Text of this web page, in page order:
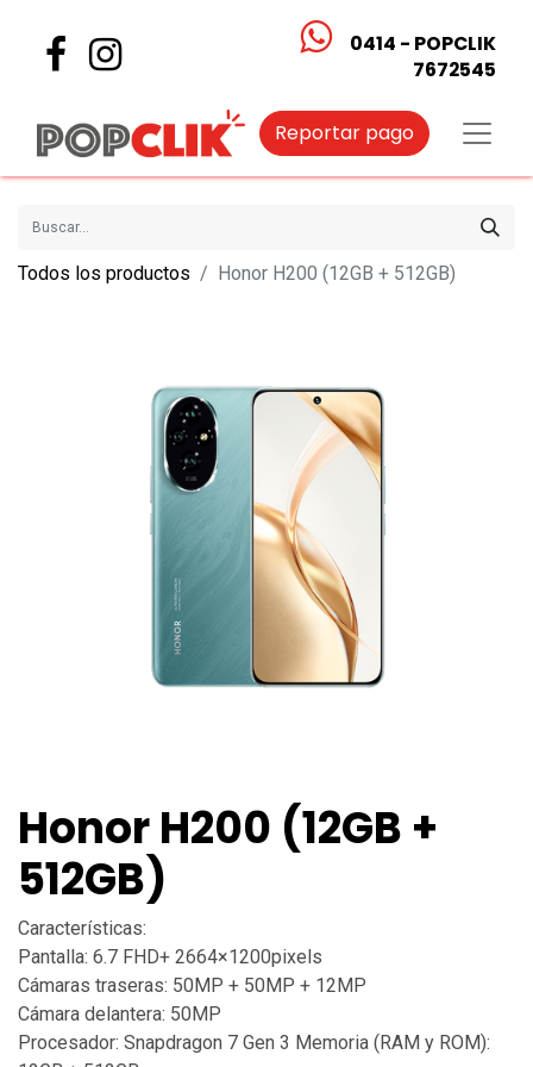
0414 - POPCLIK
7672545
Reportar pago
Todos los productos Honor H200 (12GB + 512GB)
Honor H200 (12GB +
512GB)
Características:
Pantalla: 6.7 FHD+ 2664×1200pixels
Cámaras traseras: 50MP + 50MP + 12MP
Cámara delantera: 50MP
Procesador: Snapdragon 7 Gen 3 Memoria (RAM y ROM):